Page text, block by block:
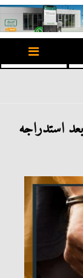
استدراجه